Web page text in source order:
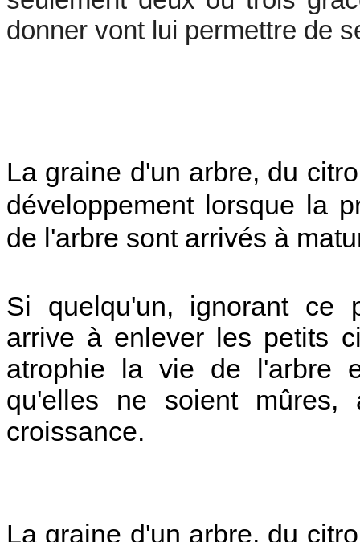
donner vont lui permettre de
La graine d'un arbre, du
développement lorsque la
de l'arbre sont arrivés à
Si quelqu'un, ignorant ce
arrive à enlever les petits
atrophie la vie de l'arbre
qu'elles ne soient
croissance.
La graine d'un arbre, du